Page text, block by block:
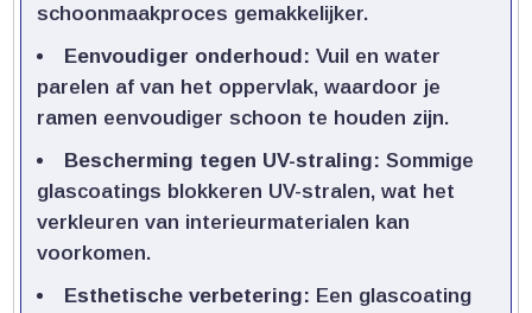
schoonmaakproces gemakkelijker.​
Eenvoudiger onderhoud: Vuil en water
parelen af van het oppervlak, waardoor je
ramen eenvoudiger schoon te houden zijn.​
Bescherming tegen UV-straling: Sommige
glascoatings blokkeren UV-stralen, wat het
verkleuren van interieurmaterialen kan
voorkomen.​
Esthetische verbetering: Een glascoating